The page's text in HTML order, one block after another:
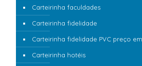
Carteirinha faculdades
Carteirinha fidelidade
Carteirinha fidelidade PVC preço
Carteirinha hotéis